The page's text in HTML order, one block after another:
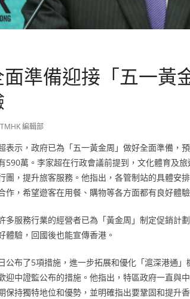
準備迎接「五一黃
TMHK 編輯部
表示，政府已為「五一黃金周」做好全面準備，
590萬。李家超在行政會議前提到，文化體育及
團，提升旅客服務。他指出，各管制站的具體安
作，希望遊客在用餐、購物等各方面都有良好體驗
多服務行業的經營者已為「黃金周」制定促銷計
體驗，回國後也能宣傳香港。
公布了5項措施，進一步拓展和優化「滬深港通
迎中證監公布的措施。他指出，特區政府一直與
保持獨特地位和優勢，並明確指出要鞏固和提升